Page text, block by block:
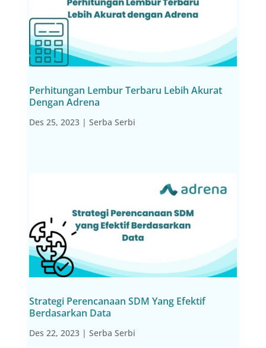
Perhitungan Lembur Terbaru Lebih Akurat
Dengan Adrena
Des 25, 2023 |Serba Serbi
Strategi Perencanaan SDM Yang Efektif
Berdasarkan Data
Des 22, 2023 |Serba Serbi